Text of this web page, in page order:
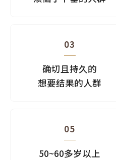
03
确切且持久的
想要结果的人群
05
50~60多岁以上